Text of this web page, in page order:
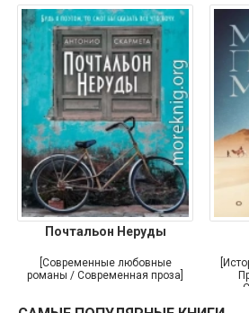
Почтальон Неруды
[Современные любовные
романы / Современная проза]